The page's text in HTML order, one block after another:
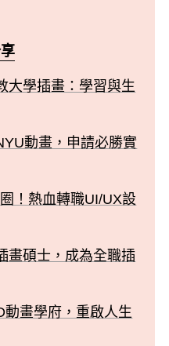
大學插畫：學習與生
動畫，申請必勝實
！熱血轉職UI/UX設
畫碩士，成為全職插
動畫學府，重啟人生